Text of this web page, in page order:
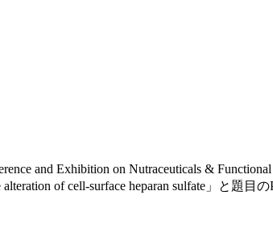
and Exhibition on Nutraceuticals &
of cell-surface heparan sulfate」と題目